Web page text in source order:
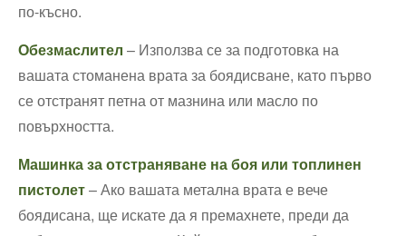
по-късно.
Обезмаслител – Използва се за подготовка на
вашата стоманена врата за боядисване, като първо
се отстранят петна от мазнина или масло по
повърхността.
Машинка за отстраняване на боя или топлинен
пистолет– Ако вашата метална врата е вече
боядисана, ще искате да я премахнете, преди да